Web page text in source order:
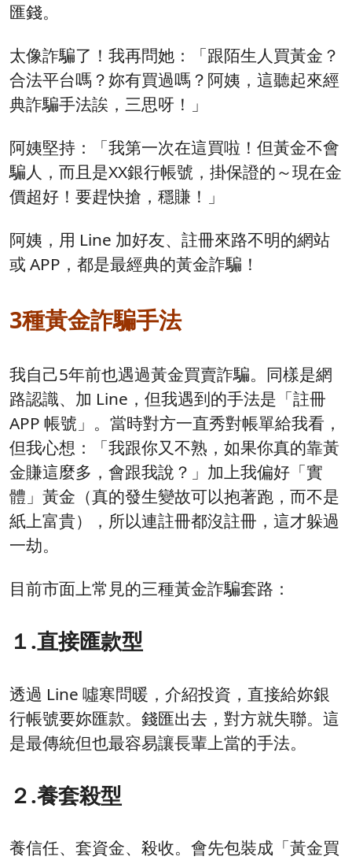
匯錢。
太像詐騙了！我再問她：「跟陌生人買黃金？
合法平台嗎？妳有買過嗎？阿姨，這聽起來經
典詐騙手法誒，三思呀！」
阿姨堅持：「我第一次在這買啦！但黃金不會
騙人，而且是XX銀行帳號，掛保證的～現在金
價超好！要趕快搶，穩賺！」
阿姨，用 Line 加好友、註冊來路不明的網站
或 APP，都是最經典的黃金詐騙！
3種黃金詐騙手法
我自己5年前也遇過黃金買賣詐騙。同樣是網
路認識、加 Line，但我遇到的手法是「註冊
APP 帳號」。當時對方一直秀對帳單給我看，
但我心想：「我跟你又不熟，如果你真的靠黃
金賺這麼多，會跟我說？」加上我偏好「實
體」黃金（真的發生變故可以抱著跑，而不是
紙上富貴），所以連註冊都沒註冊，這才躲過
一劫。
目前市面上常見的三種黃金詐騙套路：
１.直接匯款型
透過 Line 噓寒問暖，介紹投資，直接給妳銀
行帳號要妳匯款。錢匯出去，對方就失聯。這
是最傳統但也最容易讓長輩上當的手法。
２.養套殺型
養信任、套資金、殺收。會先包裝成「黃金買